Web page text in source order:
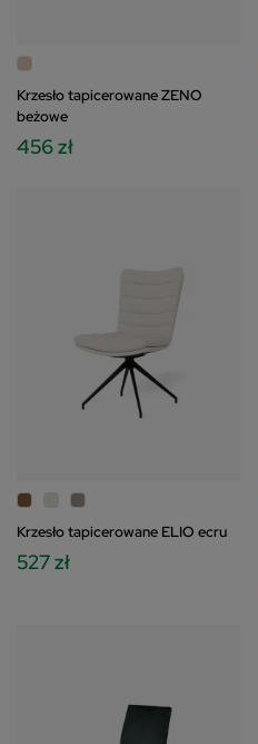
Krzesło tapicerowane ZENO
beżowe
456 zł
Krzesło tapicerowane ELIO ecru
527 zł